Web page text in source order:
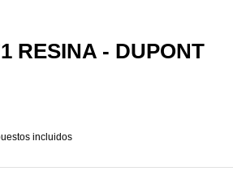
RESINA - DUPONT
incluidos